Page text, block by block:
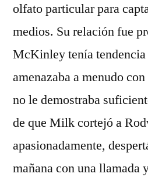
olfato particular para
medios. Su relación fue
McKinley tenía tendencia
amenazaba a menudo
no le demostraba
de que Milk cortejó a
apasionadamente,
mañana con una llamada